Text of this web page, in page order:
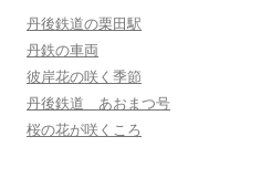
丹後鉄道の栗田駅
丹鉄の車両
彼岸花の咲く季節
丹後鉄道 あおまつ号
桜の花が咲くころ